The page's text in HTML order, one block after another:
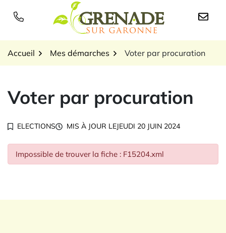
Logo Grenade sur
Accueil Mes démarches Voter par procuration
Voter par procuration
ELECTIONS MIS À JOUR LEJEUDI 20 JUIN 2024
Impossible de trouver la fiche : F15204.xml